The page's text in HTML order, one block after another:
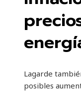
Lagarde
posibles